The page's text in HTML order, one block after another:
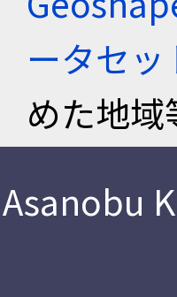
ータセッ
めた地域
Asanobu